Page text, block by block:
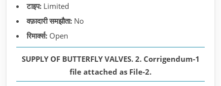
टाइप: Limited
वफ़ादारी समझौता: No
रिमार्क्स: Open
SUPPLY OF BUTTERFLY VALVES. 2. Corrigendum-1
file attached as File-2.